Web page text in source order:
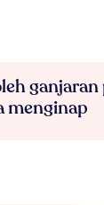
menginap